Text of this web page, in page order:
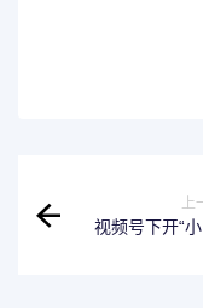
上
视频号下开“小